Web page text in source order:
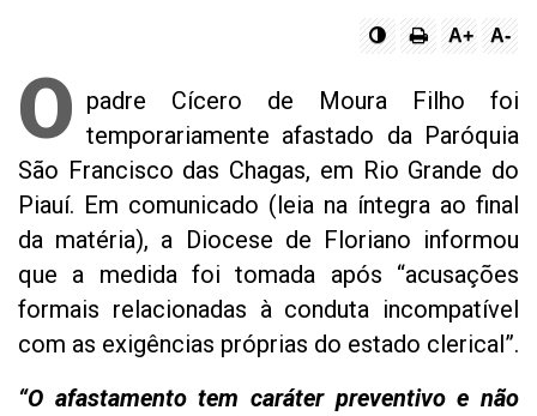
A+ A-
O padre Cícero de Moura Filho foi
temporariamente afastado da Paróquia
São Francisco das Chagas, em Rio Grande do
Piauí. Em comunicado (leia na íntegra ao final
da matéria), a Diocese de Floriano informou
que a medida foi tomada após “acusações
formais relacionadas à conduta incompatível
com as exigências próprias do estado clerical”.
“O afastamento tem caráter preventivo e não